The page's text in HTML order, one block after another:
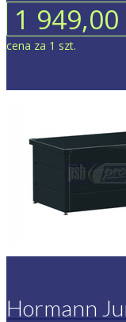
1 949,00
cena za 1 szt.
Hormann